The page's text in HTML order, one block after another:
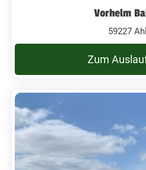
Vorhelm
59227
Zum